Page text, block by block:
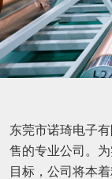
东莞市诺琦电子
售的专业公司。
目标，公司将本